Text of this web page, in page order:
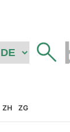
ZH ZG